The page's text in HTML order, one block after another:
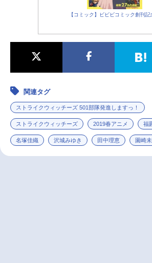
【コミック】ビビビコミック創刊記
関連タグ
ストライクウィッチーズ 501部隊発進しますっ！
ストライクウィッチーズ 2019春アニメ 福
名塚佳織 沢城みゆき 田中理恵 園崎